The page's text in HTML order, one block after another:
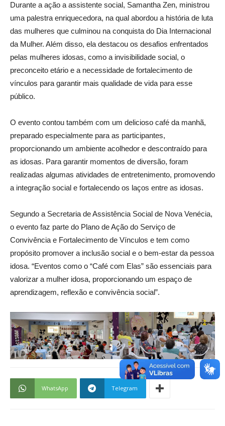
Durante a ação a assistente social, Samantha Zen, ministrou
uma palestra enriquecedora, na qual abordou a história de luta
das mulheres que culminou na conquista do Dia Internacional
da Mulher. Além disso, ela destacou os desafios enfrentados
pelas mulheres idosas, como a invisibilidade social, o
preconceito etário e a necessidade de fortalecimento de
vínculos para garantir mais qualidade de vida para esse
público.
O evento contou também com um delicioso café da manhã,
preparado especialmente para as participantes,
proporcionando um ambiente acolhedor e descontraído para
as idosas. Para garantir momentos de diversão, foram
realizadas algumas atividades de entretenimento, promovendo
a integração social e fortalecendo os laços entre as idosas.
Segundo a Secretaria de Assistência Social de Nova Venécia,
o evento faz parte do Plano de Ação do Serviço de
Convivência e Fortalecimento de Vínculos e tem como
propósito promover a inclusão social e o bem-estar da pessoa
idosa. “Eventos como o “Café com Elas” são essenciais para
valorizar a mulher idosa, proporcionando um espaço de
aprendizagem, reflexão e convivência social”.
WhatsApp Telegram